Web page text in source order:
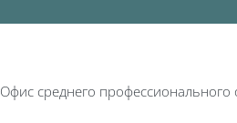
Офис среднего профессионального